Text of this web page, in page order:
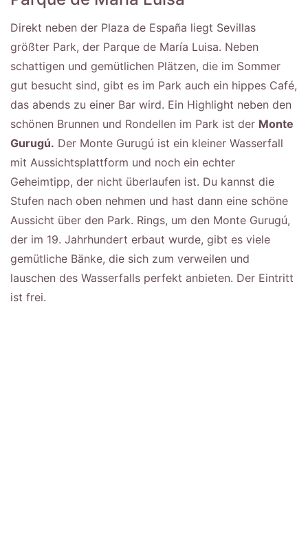
Direkt neben der Plaza de España liegt Sevillas
größter Park, der Parque de María Luisa. Neben
schattigen und gemütlichen Plätzen, die im Sommer
gut besucht sind, gibt es im Park auch ein hippes Café,
das abends zu einer Bar wird. Ein Highlight neben den
schönen Brunnen und Rondellen im Park ist der Monte
Gurugú. Der Monte Gurugú ist ein kleiner Wasserfall
mit Aussichtsplattform und noch ein echter
Geheimtipp, der nicht überlaufen ist. Du kannst die
Stufen nach oben nehmen und hast dann eine schöne
Aussicht über den Park. Rings, um den Monte Gurugú,
der im 19. Jahrhundert erbaut wurde, gibt es viele
gemütliche Bänke, die sich zum verweilen und
lauschen des Wasserfalls perfekt anbieten. Der Eintritt
ist frei.